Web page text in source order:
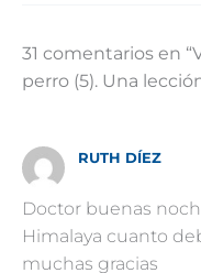
31 comentarios en
perro (5). Una
RUTH DÍEZ
Doctor buenas
Himalaya cuanto
muchas gracias